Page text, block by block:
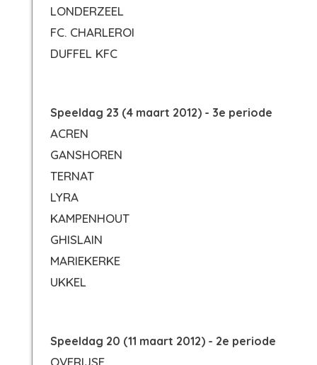
LONDERZEEL
FC. CHARLEROI
DUFFEL KFC
Speeldag 23 (4 maart 2012) - 3e periode
ACREN
GANSHOREN
TERNAT
LYRA
KAMPENHOUT
GHISLAIN
MARIEKERKE
UKKEL
Speeldag 20 (11 maart 2012) - 2e periode
OVERIJSE